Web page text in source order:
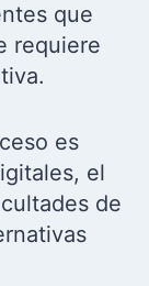
que
requiere
es
el
de